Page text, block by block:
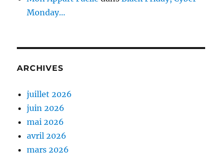
Monday…
ARCHIVES
juillet 2026
juin 2026
mai 2026
avril 2026
mars 2026